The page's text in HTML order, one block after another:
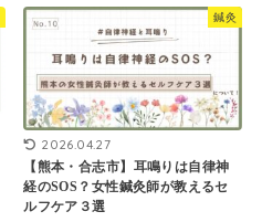
鍼灸
2026.04.27
【熊本・合志市】耳鳴りは自律神
経のSOS？女性鍼灸師が教えるセ
ルフケア３選